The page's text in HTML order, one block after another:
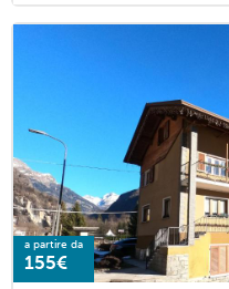
a partire da
155€